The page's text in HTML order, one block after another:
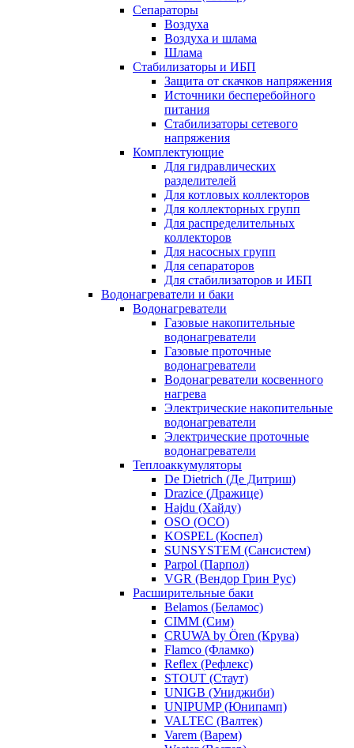
Сепараторы
Воздуха
Воздуха и шлама
Шлама
Стабилизаторы и ИБП
Защита от скачков напряжения
Источники бесперебойного
питания
Стабилизаторы сетевого
напряжения
Комплектующие
Для гидравлических
разделителей
Для котловых коллекторов
Для коллекторных групп
Для распределительных
коллекторов
Для насосных групп
Для сепараторов
Для стабилизаторов и ИБП
Водонагреватели и баки
Водонагреватели
Газовые накопительные
водонагреватели
Газовые проточные
водонагреватели
Водонагреватели косвенного
нагрева
Электрические накопительные
водонагреватели
Электрические проточные
водонагреватели
Теплоаккумуляторы
De Dietrich (Де Дитриш)
Drazice (Дражице)
Hajdu (Хайду)
OSO (ОСО)
KOSPEL (Коспел)
SUNSYSTEM (Сансистем)
Parpol (Парпол)
VGR (Вендор Грин Рус)
Расширительные баки
Belamos (Беламос)
CIMM (Сим)
CRUWA by Ören (Крува)
Flamco (Фламко)
Reflex (Рефлекс)
STOUT (Стаут)
UNIGB (Униджиби)
UNIPUMP (Юнипамп)
VALTEC (Валтек)
Varem (Варем)